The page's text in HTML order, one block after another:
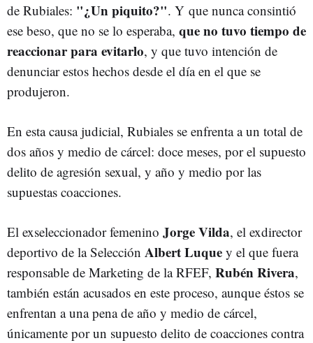
de Rubiales: "¿Un piquito?". Y que nunca consintió
ese beso, que no se lo esperaba, que no tuvo tiempo de
reaccionar para evitarlo, y que tuvo intención de
denunciar estos hechos desde el día en el que se
produjeron.
En esta causa judicial, Rubiales se enfrenta a un total de
dos años y medio de cárcel: doce meses, por el supuesto
delito de agresión sexual, y año y medio por las
supuestas coacciones.
El exseleccionador femenino Jorge Vilda, el exdirector
deportivo de la Selección Albert Luque y el que fuera
responsable de Marketing de la RFEF, Rubén Rivera,
también están acusados en este proceso, aunque éstos se
enfrentan a una pena de año y medio de cárcel,
únicamente por un supuesto delito de coacciones contra